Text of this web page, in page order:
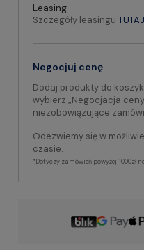
Leasing
Szczegóły leasingu TUTAJ
Negocjuj cenę
Dodaj produkty do
wybierz „Negocjacja
niezobowiązujące
Odezwiemy się w
czasie.
*Dotyczy zamówień powyżej 1000zł